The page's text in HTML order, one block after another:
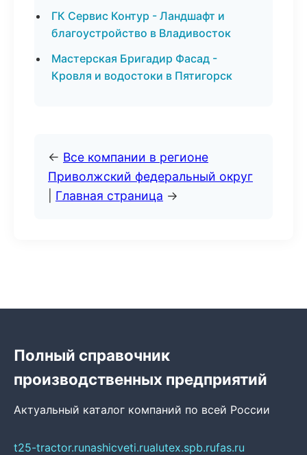
ГК Сервис Контур - Ландшафт и
благоустройство в Владивосток
Мастерская Бригадир Фасад -
Кровля и водостоки в Пятигорск
← Все компании в регионе
Приволжский федеральный округ
Главная страница →
Полный справочник
производственных предприятий
Актуальный каталог компаний по всей России
t25-tractor.runashicveti.rualutex.spb.rufas.ru